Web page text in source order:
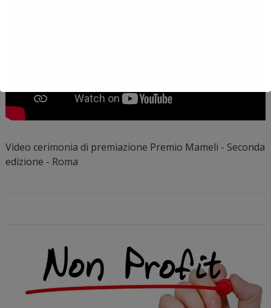
Video cerimonia di premiazione Premio Mameli - Seconda
edizione - Roma